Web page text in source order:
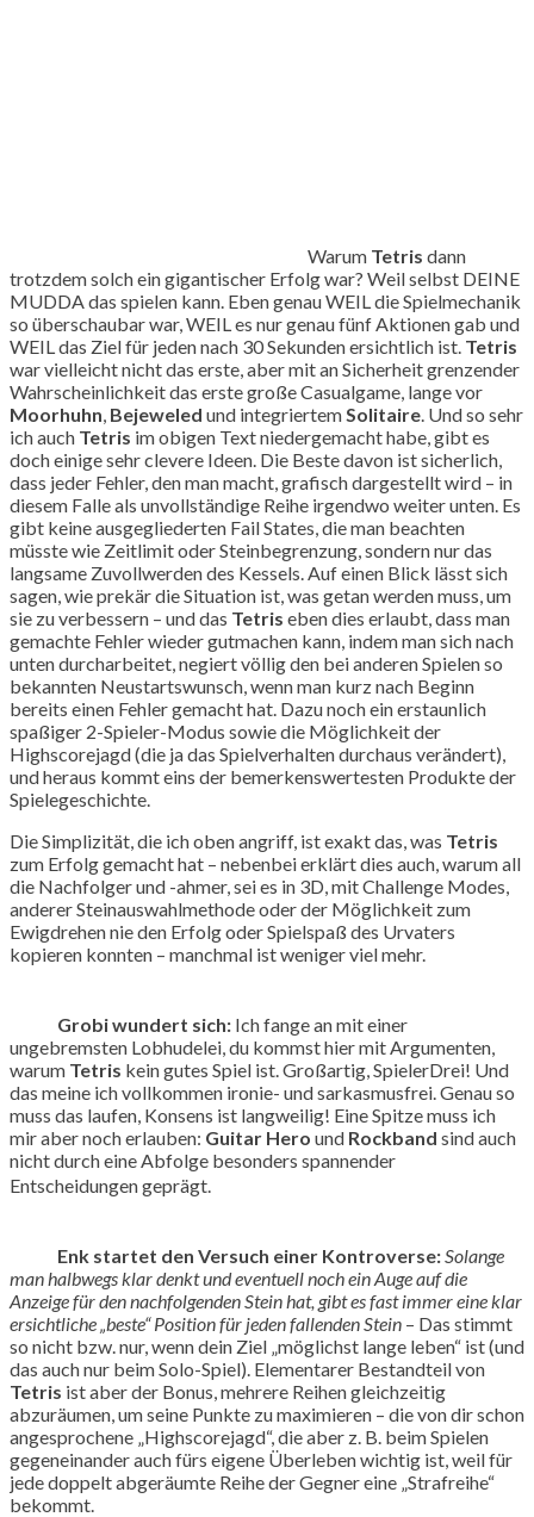
Warum Tetris dann
trotzdem solch ein gigantischer Erfolg war? Weil selbst DEINE
MUDDA das spielen kann. Eben genau WEIL die Spielmechanik
so überschaubar war, WEIL es nur genau fünf Aktionen gab und
WEIL das Ziel für jeden nach 30 Sekunden ersichtlich ist. Tetris
war vielleicht nicht das erste, aber mit an Sicherheit grenzender
Wahrscheinlichkeit das erste große Casualgame, lange vor
Moorhuhn Bejeweled und integriertem Solitaire . Und so sehr
ich auch Tetris im obigen Text niedergemacht habe, gibt es
doch einige sehr clevere Ideen. Die Beste davon ist sicherlich,
dass jeder Fehler, den man macht, grafisch dargestellt wird – in
diesem Falle als unvollständige Reihe irgendwo weiter unten. Es
gibt keine ausgegliederten Fail States, die man beachten
müsste wie Zeitlimit oder Steinbegrenzung, sondern nur das
langsame Zuvollwerden des Kessels. Auf einen Blick lässt sich
sagen, wie prekär die Situation ist, was getan werden muss, um
sie zu verbessern – und das Tetris eben dies erlaubt, dass man
gemachte Fehler wieder gutmachen kann, indem man sich nach
unten durcharbeitet, negiert völlig den bei anderen Spielen so
bekannten Neustartswunsch, wenn man kurz nach Beginn
bereits einen Fehler gemacht hat. Dazu noch ein erstaunlich
spaßiger 2-Spieler-Modus sowie die Möglichkeit der
Highscorejagd (die ja das Spielverhalten durchaus verändert),
und heraus kommt eins der bemerkenswertesten Produkte der
Spielegeschichte.
Die Simplizität, die ich oben angriff, ist exakt das, was Tetris
zum Erfolg gemacht hat – nebenbei erklärt dies auch, warum all
die Nachfolger und -ahmer, sei es in 3D, mit Challenge Modes,
anderer Steinauswahlmethode oder der Möglichkeit zum
Ewigdrehen nie den Erfolg oder Spielspaß des Urvaters
kopieren konnten – manchmal ist weniger viel mehr.
Grobi wundert sich: Ich fange an mit einer
ungebremsten Lobhudelei, du kommst hier mit Argumenten,
warum Tetris kein gutes Spiel ist. Großartig, SpielerDrei! Und
das meine ich vollkommen ironie- und sarkasmusfrei. Genau so
muss das laufen, Konsens ist langweilig! Eine Spitze muss ich
mir aber noch erlauben: Guitar Hero und Rockband sind auch
nicht durch eine Abfolge besonders spannender
Entscheidungen geprägt.
Enk startet den Versuch einer Kontroverse: Solange
man halbwegs klar denkt und eventuell noch ein Auge auf die
Anzeige für den nachfolgenden Stein hat, gibt es fast immer eine klar
ersichtliche „beste“ Position für jeden fallenden Stein – Das stimmt
so nicht bzw. nur, wenn dein Ziel „möglichst lange leben“ ist (und
das auch nur beim Solo-Spiel). Elementarer Bestandteil von
Tetris ist aber der Bonus, mehrere Reihen gleichzeitig
abzuräumen, um seine Punkte zu maximieren – die von dir schon
angesprochene „Highscorejagd“, die aber z. B. beim Spielen
gegeneinander auch fürs eigene Überleben wichtig ist, weil für
jede doppelt abgeräumte Reihe der Gegner eine „Strafreihe“
bekommt.